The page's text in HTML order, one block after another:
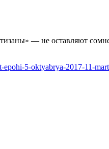
— не оставляют
5-oktyabrya-2017-11-